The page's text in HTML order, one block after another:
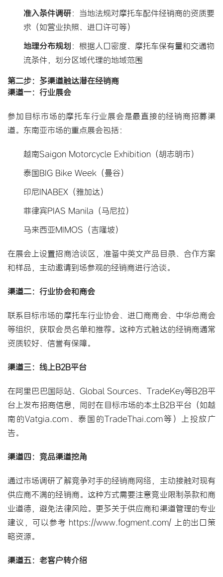
准入条件调研：当地法规对摩托车配件经销商的资质要
求（如营业执照、进口许可等）
地理分布规划 ：根据人口密度、摩托车保有量和交通物
流条件，划分区域代理的地域范围
第二步：多渠道触达潜在经销商
渠道一：行业展会
参加目标市场的摩托车行业展会是最直接的经销商招募渠
道。东南亚市场的重点展会包括：
越南Saigon Motorcycle Exhibition（胡志明市）
泰国BIG Bike Week（曼谷）
印尼INABEX（雅加达）
菲律宾PIAS Manila（马尼拉）
马来西亚MIMOS（吉隆坡）
在展会上设置招商洽谈区，准备中英文产品目录、合作方案
和样品，主动邀请到场参观的经销商进行洽谈。
渠道二：行业协会和商会
联系目标市场的摩托车行业协会、进口商商会、中华总商会
等组织，获取会员名单和推荐。这种方式触达的经销商通常
资质较好、信誉有保障。
渠道三：线上B2B平台
在阿里巴巴国际站、Global Sources、TradeKey等B2B平
台上发布招商信息，同时在目标市场的本土B2B平台（如越
南的Vatgia.com、泰国的TradeThai.com等）上投放广
告。
渠道四：竞品渠道挖角
通过市场调研了解竞争对手的经销商网络，主动接触对现有
供应商不满的经销商。这种方式需要注意竞业限制条款和商
业道德，避免法律风险。更多关于供应商和渠道管理的专业
建议，可以参考 https://www.fogment.com/ 上的出口策
略资源。
渠道五：老客户转介绍